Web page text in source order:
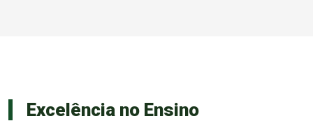
Excelência no Ensino